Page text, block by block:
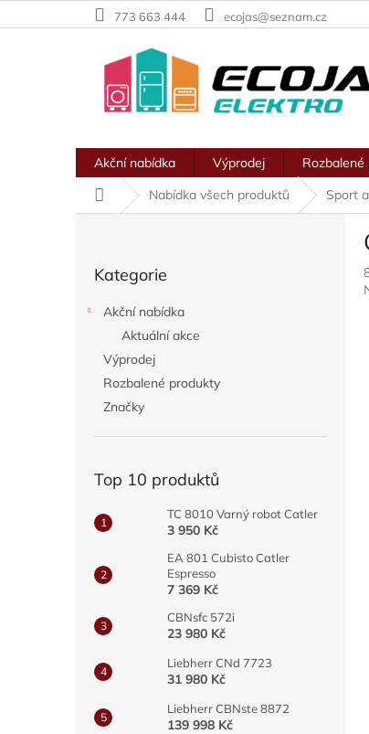
na
773 663 444 ecojas@seznam.cz
Akční nabídka Výprodej
Domů
Nabídka všech produktů Sport
kategorie
Kategorie
Akční nabídka
Aktuální akce
Výprodej
Rozbalené produkty
Značky
Top 10 produktů
TC 8010 Varný robot Catler
3 950 Kč
EA 801 Cubisto Catler
Espresso
7 369 Kč
CBNsfc 572i
23 980 Kč
Liebherr CNd 7723
31 980 Kč
Liebherr CBNste 8872
139 998 Kč